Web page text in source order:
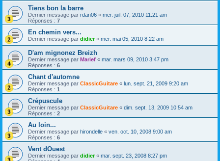
Tiens bon la barre
Dernier message par rdan06 « mer. juil. 07, 2010 11:21 am
Réponses : 7
En chemin vers...
Dernier message par didier« mer. mai 05, 2010 8:22 am
D'am mignonez Breizh
Dernier message par Marief « mar. mars 09, 2010 3:47 pm
Réponses : 6
Chant d'automne
Dernier message par ClassicGuitare « lun. sept. 21, 2009 9:20 am
Réponses : 1
Crépuscule
Dernier message par ClassicGuitare « dim. sept. 13, 2009 10:54 am
Réponses : 2
Au loin...
Dernier message par hirondelle « ven. oct. 10, 2008 9:00 am
Réponses : 6
Vent dOuest
Dernier message par didier« mar. sept. 23, 2008 8:27 pm